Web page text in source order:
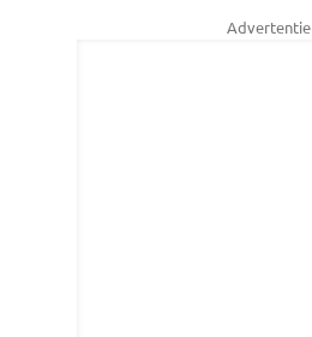
Advertentie